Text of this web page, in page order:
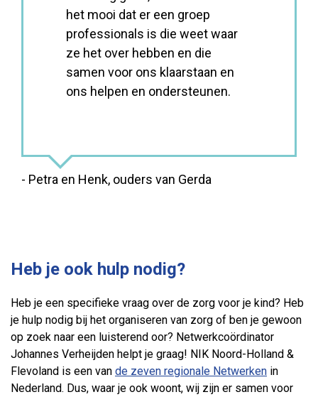
het mooi dat er een groep
professionals is die weet waar
ze het over hebben en die
samen voor ons klaarstaan en
ons helpen en ondersteunen.
- Petra en Henk, ouders van Gerda
Heb je ook hulp nodig?
Heb je een specifieke vraag over de zorg voor je kind? Heb
je hulp nodig bij het organiseren van zorg of ben je gewoon
op zoek naar een luisterend oor? Netwerkcoördinator
Johannes Verheijden helpt je graag! NIK Noord-Holland &
Flevoland is een van de zeven regionale Netwerken in
Nederland. Dus, waar je ook woont, wij zijn er samen voor